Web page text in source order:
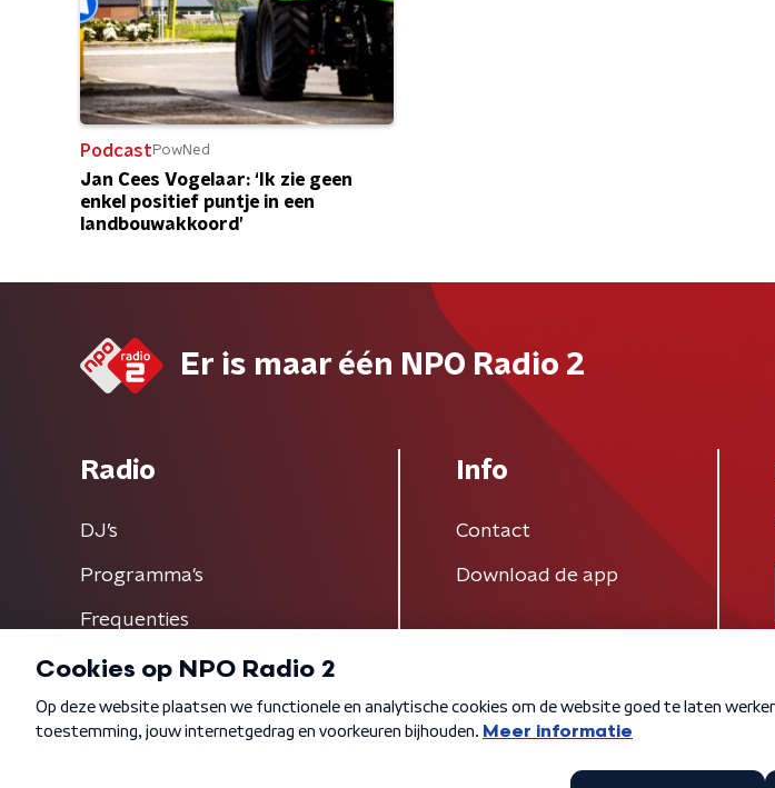
PodcastPowNed
Jan Cees Vogelaar: ‘Ik zie geen
enkel positief puntje in een
landbouwakkoord’
Er is maar één NPO Radio 2
Radio
DJ’s
Programma's
Frequenties
Info
Contact
Download de app
Algemene voorwaarden Privacybeleid